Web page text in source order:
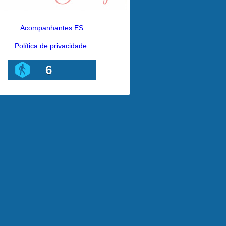
Acompanhantes ES
Política de privacidade.
6